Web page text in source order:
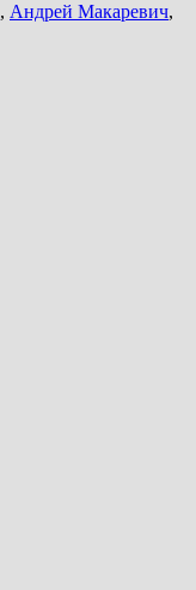
, Андрей Макаревич,